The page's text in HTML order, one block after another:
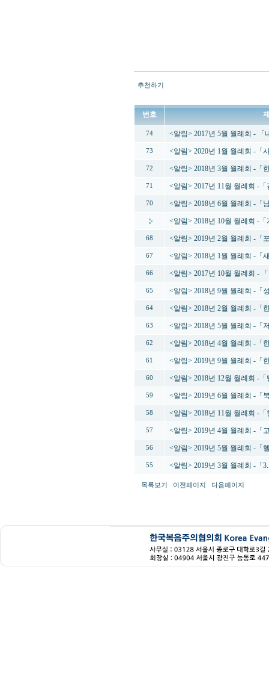
추천하기
번호
74 <알림> 2017년 5월 월례회 -
73 <알림> 2020년 1월 월례회 -「
72 <알림> 2018년 3월 월례회 -「
71 <알림> 2017년 11월 월례회 -
70 <알림> 2018년 6월 월례회 -「
<알림> 2018년 10월 월례회 -
68 <알림> 2019년 2월 월례회 -「
67 <알림> 2018년 1월 월례회 -「
66 <알림> 2017년 10월 월례회 -
65 <알림> 2018년 9월 월례회 -「
64 <알림> 2018년 2월 월례회 -「
63 <알림> 2018년 5월 월례회 -「
62 <알림> 2018년 4월 월례회 -「
61 <알림> 2019년 9월 월례회 -「
60 <알림> 2018년 12월 월례회 -
59 <알림> 2019년 6월 월례회 -「
58 <알림> 2018년 11월 월례회 -
57 <알림> 2019년 4월 월례회 -「
56 <알림> 2019년 5월 월례회 -「
55 <알림> 2019년 3월 월례회 -「
목록보기 이전페이지 다음페이지